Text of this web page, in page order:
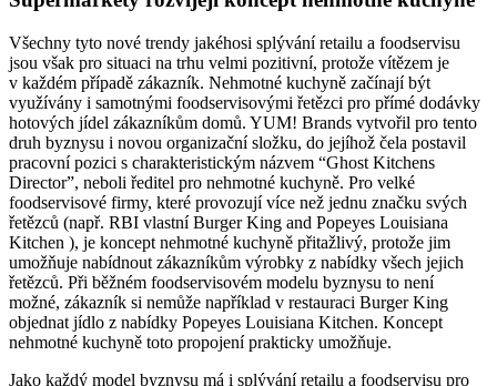
Všechny tyto nové trendy jakéhosi splývání retailu a foodservisu
jsou však pro situaci na trhu velmi pozitivní, protože vítězem je
v každém případě zákazník. Nehmotné kuchyně začínají být
využívány i samotnými foodservisovými řetězci pro přímé dodávky
hotových jídel zákazníkům domů. YUM! Brands vytvořil pro tento
druh byznysu i novou organizační složku, do jejíhož čela postavil
pracovní pozici s charakteristickým názvem “Ghost Kitchens
Director”, neboli ředitel pro nehmotné kuchyně. Pro velké
foodservisové firmy, které provozují více než jednu značku svých
řetězců (např. RBI vlastní Burger King and Popeyes Louisiana
Kitchen ), je koncept nehmotné kuchyně přitažlivý, protože jim
umožňuje nabídnout zákazníkům výrobky z nabídky všech jejich
řetězců. Při běžném foodservisovém modelu byznysu to není
možné, zákazník si nemůže například v restauraci Burger King
objednat jídlo z nabídky Popeyes Louisiana Kitchen. Koncept
nehmotné kuchyně toto propojení prakticky umožňuje.
Jako každý model byznysu má i splývání retailu a foodservisu pro